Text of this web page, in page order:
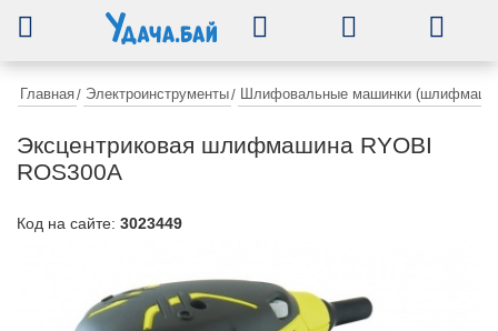
Главная/ Электроинструменты/ Шлифовальные машинки
Эксцентриковая шлифмашина RYOBI
ROS300A
Код на сайте: 3023449